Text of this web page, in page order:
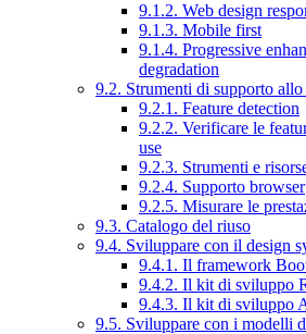
9.1.2. Web design
9.1.3. Mobile first
9.1.4. Progressive
degradation
9.2. Strumenti di supporto
9.2.1. Feature detection
9.2.2. Verificare le
use
9.2.3. Strumenti e
9.2.4. Supporto browser
9.2.5. Misurare le
9.3. Catalogo del riuso
9.4. Sviluppare con il design
9.4.1. Il framework
9.4.2. Il kit di sviluppo
9.4.3. Il kit di sviluppo
9.5. Sviluppare con i modelli